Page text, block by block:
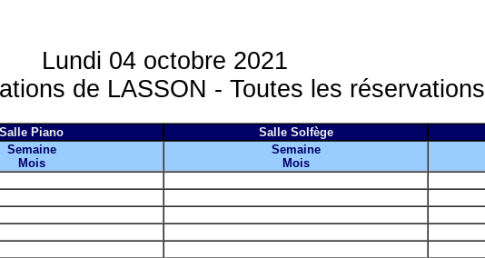
Lundi 04 octobre 2021
de LASSON - Toutes les réservations
Salle Piano Salle Solfège
Semaine
Mois
Semaine
Mois